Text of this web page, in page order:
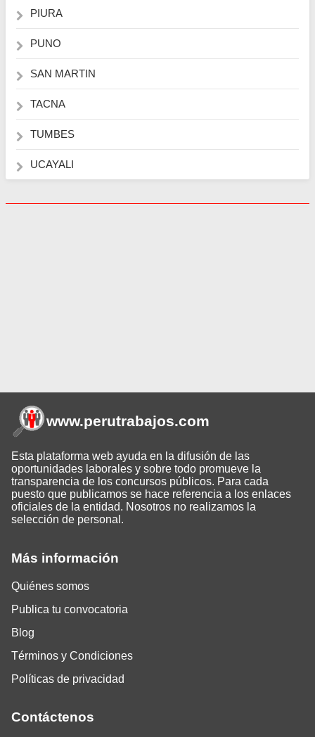
PIURA
PUNO
SAN MARTIN
TACNA
TUMBES
UCAYALI
Más información
Quiénes somos
Publica tu convocatoria
Blog
Términos y Condiciones
Políticas de privacidad
Contáctenos
www.perutrabajos.com
Esta plataforma web ayuda en la difusión de las
oportunidades laborales y sobre todo promueve la
transparencia de los concursos públicos. Para cada
puesto que publicamos se hace referencia a los enlaces
oficiales de la entidad. Nosotros no realizamos la
selección de personal.